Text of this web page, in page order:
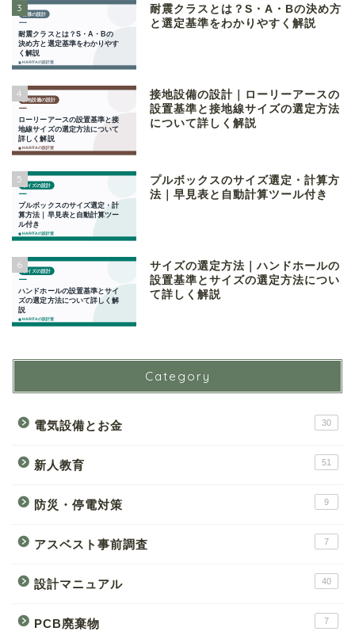
3
耐震クラスとは？S・A・Bの決め方
と選定基準をわかりやすく解説
4
接地設備の設計｜ローリーアースの
設置基準と接地線サイズの選定方法
について詳しく解説
5
プルボックスのサイズ選定・計算方
法｜早見表と自動計算ツール付き
6
サイズの選定方法｜ハンドホールの
設置基準とサイズの選定方法につい
て詳しく解説
Category
電気設備とお金 30
新人教育 51
防災・停電対策 9
アスベスト事前調査 7
設計マニュアル 40
PCB廃棄物 7